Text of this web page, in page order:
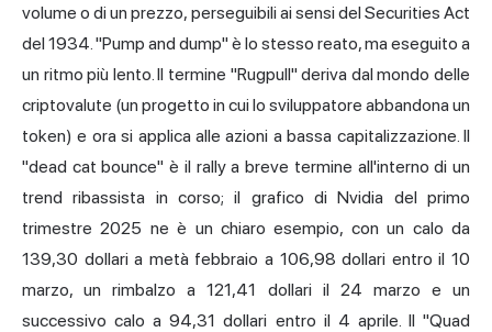
volume o di un prezzo, perseguibili ai sensi del Securities Act
del 1934. "Pump and dump" è lo stesso reato, ma eseguito a
un ritmo più lento. Il termine "Rugpull" deriva dal mondo delle
criptovalute (un progetto in cui lo sviluppatore abbandona un
token) e ora si applica alle azioni a bassa capitalizzazione. Il
"dead cat bounce" è il rally a breve termine all'interno di un
trend ribassista in corso; il grafico di Nvidia del primo
trimestre 2025 ne è un chiaro esempio, con un calo da
139,30 dollari a metà febbraio a 106,98 dollari entro il 10
marzo, un rimbalzo a 121,41 dollari il 24 marzo e un
successivo calo a 94,31 dollari entro il 4 aprile. Il "Quad